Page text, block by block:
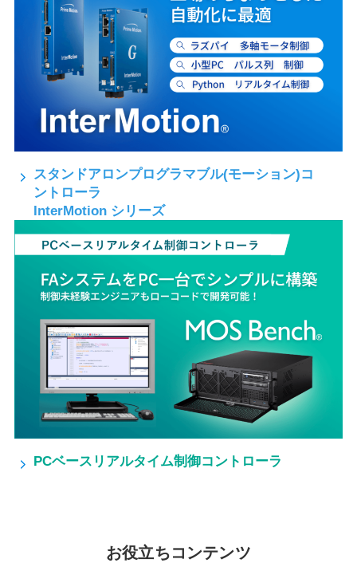
スタンドアロンプログラマブル(モーション)コ
ントローラ
InterMotion シリーズ
PCベースリアルタイム制御コントローラ
お役立ちコンテンツ